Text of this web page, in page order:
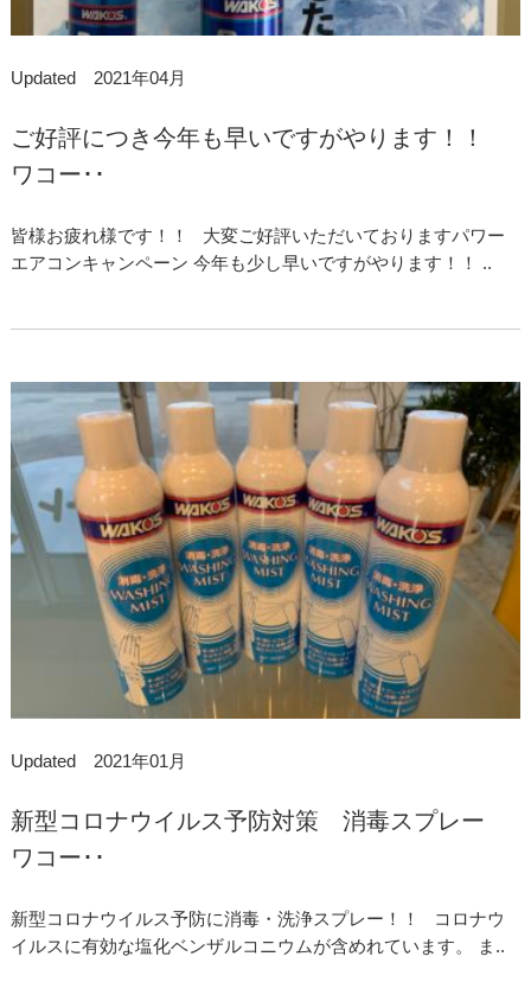
Updated 2021年04月
ご好評につき今年も早いですがやります！！
ワコー･･
皆様お疲れ様です！！ 大変ご好評いただいておりますパワー
エアコンキャンペーン 今年も少し早いですがやります！！ ..
Updated 2021年01月
新型コロナウイルス予防対策 消毒スプレー
ワコー･･
新型コロナウイルス予防に消毒・洗浄スプレー！！ コロナウ
イルスに有効な塩化ベンザルコニウムが含めれています。 ま..